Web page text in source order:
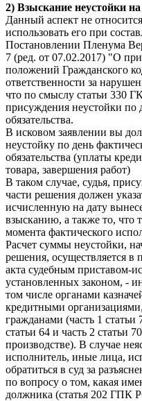
2) Взыскание неустойки
Данный аспект не
использовать его при
Постановлении Пленума
7 (ред. от 07.02.2017) "О
положений Гражданского
ответственности за
что по смыслу статьи 330
присуждения неустойки по
обязательства.
В исковом заявлении вы
неустойку по день
обязательства (уплаты
товара, завершения работ)
В таком случае, судья,
части решения должен
исчисленную на дату
взысканию, а также то, что
момента фактического
Расчет суммы неустойки,
решения, осуществляется в
акта судебным приставом-
установленных законом, -
том числе органами
кредитными
гражданами (часть 1 статьи
статьи 64 и часть 2 статьи
производстве). В случае
исполнитель, иные лица,
обратиться в суд за
по вопросу о том, какая
должника (статья 202 ГПК